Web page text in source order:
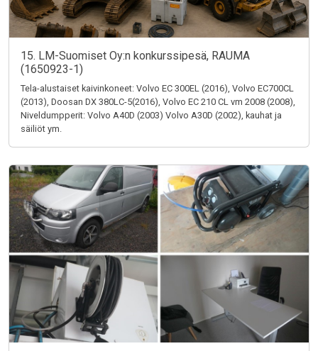
15. LM-Suomiset Oy:n konkurssipesä, RAUMA
(1650923-1)
Tela-alustaiset kaivinkoneet: Volvo EC 300EL (2016), Volvo EC700CL
(2013), Doosan DX 380LC-5(2016), Volvo EC 210 CL vm 2008 (2008),
Niveldumpperit: Volvo A40D (2003) Volvo A30D (2002), kauhat ja
säiliöt ym.